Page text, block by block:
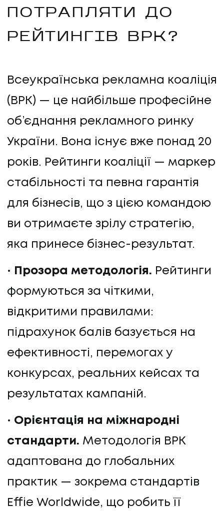
ПОТРАПЛЯТИ ДО
РЕЙТИНГІВ ВРК?
Всеукраїнська рекламна коаліція
(ВРК) — це найбільше професійне
об’єднання рекламного ринку
України. Вона існує вже понад 20
років. Рейтинги коаліції — маркер
стабільності та певна гарантія
для бізнесів, що з цією командою
ви отримаєте зрілу стратегію,
яка принесе бізнес-результат.
Прозора методологія. Рейтинги
формуються за чіткими,
відкритими правилами:
підрахунок балів базується на
ефективності, перемогах у
конкурсах, реальних кейсах та
результатах кампаній.
Орієнтація на міжнародні
стандарти. Методологія ВРК
адаптована до глобальних
практик — зокрема стандартів
Effie Worldwide, що робить її